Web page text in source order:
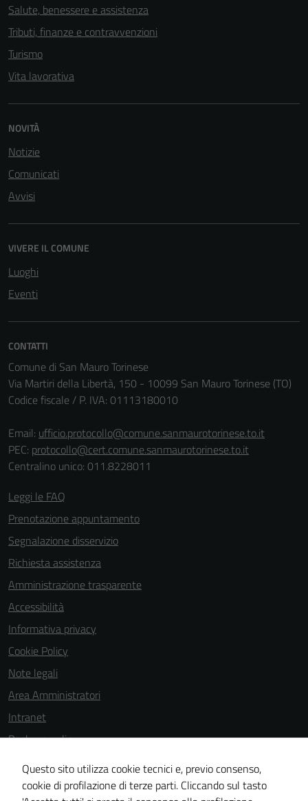
Salute, benessere e assistenza
Tributi, finanze e contravvenzioni
Turismo
Vita lavorativa
NOVITÀ
Notizie
Comunicati
Avvisi
VIVERE IL COMUNE
Luoghi
Eventi
CONTATTI
Comune di San Mauro Torinese
Via Martiri della Libertà, 150 - 10099 San Mauro Torinese (TO)
Codice fiscale / P. IVA: 01113180010
Email: ufficio.protocollo@comune.sanmaurotorinese.to.it
PEC: protocollo@cert.comune.sanmaurotorinese.to.it
Centralino unico: 011.8228011
Leggi le FAQ
Prenotazione appuntamento
Segnalazione disservizio
Richiesta assistenza
Amministrazione trasparente
Accessibilità
Informativa privacy
Cookie Policy
Note legali
Area Amministratori
Intranet
Bacheca online
Dichiarazione di accessibilità
Dichiarazione di accessibilità e modalità di segnalazioni di non
Questo sito utilizza cookie tecnici e, previo consenso,
cookie di profilazione di terze parti. Cliccando sul tasto